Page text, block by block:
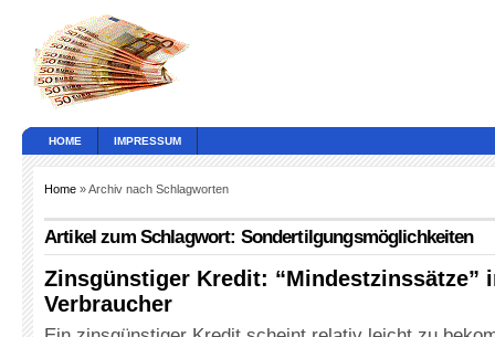
HOME IMPRESSUM
Home » Archiv nach Schlagworten
Artikel zum Schlagwort: Sondertilgungsmöglichkeiten
Zinsgünstiger Kredit: “Mindestzinssätze”
Verbraucher